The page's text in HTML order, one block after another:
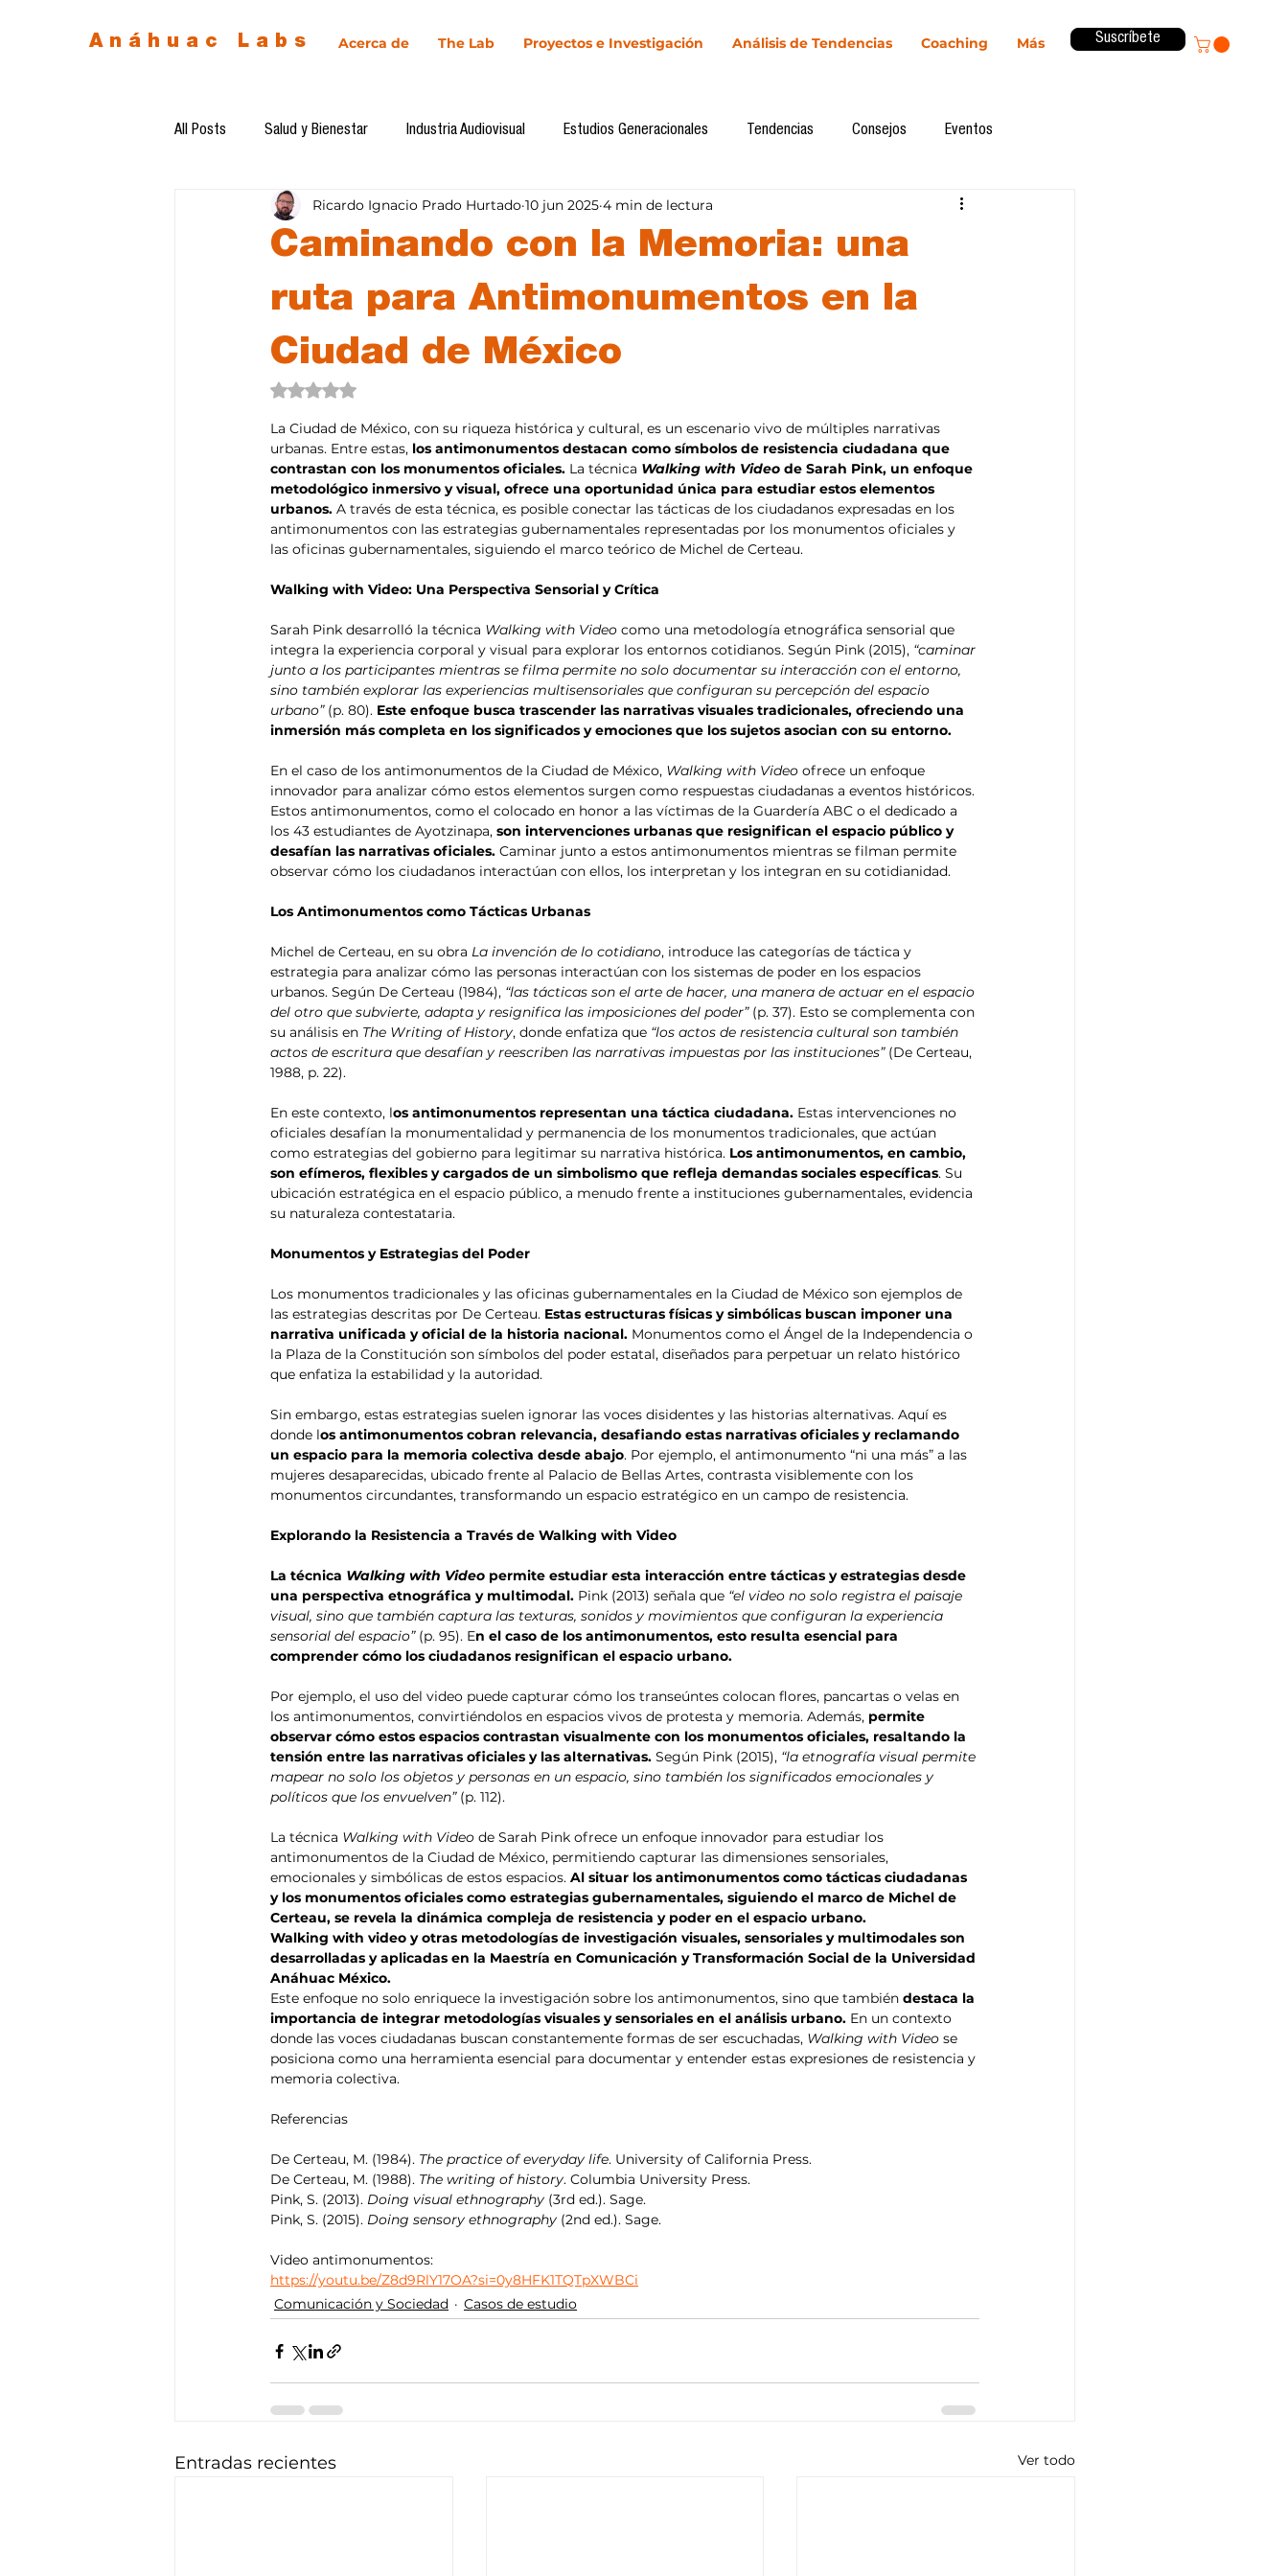
Anáhuac Labs Acerca de The Lab Proyectos e Investigación Análisis de Tendencias Coaching Más Suscríbete
All Posts Salud y Bienestar Industria Audiovisual Estudios Generacionales Tendencias Consejos Eventos
Inteligencia Artificial Cultura Digital Comunicación y Sociedad Innovación
Ética de la Comunicación Investigación CICA/Sintaxis Revista ComA
Software del mes Cursos Casos de estudio Novedades
Think Tank Playground Tesis Análisis de tendencias
Caminando con la Memoria: una
ruta para Antimonumentos en la
Ciudad de México
Ricardo Ignacio Prado Hurtado 10 jun 2025 4 min de lectura
Obtuvo NaN de 5 estrellas.
La Ciudad de México, con su riqueza histórica y cultural, es un escenario vivo de múltiples narrativas
urbanas. Entre estas, los antimonumentos destacan como símbolos de resistencia ciudadana que
contrastan con los monumentos oficiales. La técnica Walking with Video de Sarah Pink, un enfoque
metodológico inmersivo y visual, ofrece una oportunidad única para estudiar estos elementos
urbanos. A través de esta técnica, es posible conectar las tácticas de los ciudadanos expresadas en los
antimonumentos con las estrategias gubernamentales representadas por los monumentos oficiales y
las oficinas gubernamentales, siguiendo el marco teórico de Michel de Certeau.
Walking with Video: Una Perspectiva Sensorial y Crítica
Sarah Pink desarrolló la técnica Walking with Video como una metodología etnográfica sensorial que
integra la experiencia corporal y visual para explorar los entornos cotidianos. Según Pink (2015), “caminar
junto a los participantes mientras se filma permite no solo documentar su interacción con el entorno,
sino también explorar las experiencias multisensoriales que configuran su percepción del espacio
urbano” (p. 80). Este enfoque busca trascender las narrativas visuales tradicionales, ofreciendo una
inmersión más completa en los significados y emociones que los sujetos asocian con su entorno.
En el caso de los antimonumentos de la Ciudad de México, Walking with Video ofrece un enfoque
innovador para analizar cómo estos elementos surgen como respuestas ciudadanas a eventos históricos.
Estos antimonumentos, como el colocado en honor a las víctimas de la Guardería ABC o el dedicado a
los 43 estudiantes de Ayotzinapa, son intervenciones urbanas que resignifican el espacio público y
desafían las narrativas oficiales. Caminar junto a estos antimonumentos mientras se filman permite
observar cómo los ciudadanos interactúan con ellos, los interpretan y los integran en su cotidianidad.
Los Antimonumentos como Tácticas Urbanas
Michel de Certeau, en su obra La invención de lo cotidiano, introduce las categorías de táctica y
estrategia para analizar cómo las personas interactúan con los sistemas de poder en los espacios
urbanos. Según De Certeau (1984), “las tácticas son el arte de hacer, una manera de actuar en el espacio
del otro que subvierte, adapta y resignifica las imposiciones del poder” (p. 37). Esto se complementa con
su análisis en The Writing of History, donde enfatiza que “los actos de resistencia cultural son también
actos de escritura que desafían y reescriben las narrativas impuestas por las instituciones” (De Certeau,
1988, p. 22).
En este contexto, los antimonumentos representan una táctica ciudadana. Estas intervenciones no
oficiales desafían la monumentalidad y permanencia de los monumentos tradicionales, que actúan
como estrategias del gobierno para legitimar su narrativa histórica. Los antimonumentos, en cambio,
son efímeros, flexibles y cargados de un simbolismo que refleja demandas sociales específicas. Su
ubicación estratégica en el espacio público, a menudo frente a instituciones gubernamentales, evidencia
su naturaleza contestataria.
Monumentos y Estrategias del Poder
Los monumentos tradicionales y las oficinas gubernamentales en la Ciudad de México son ejemplos de
las estrategias descritas por De Certeau. Estas estructuras físicas y simbólicas buscan imponer una
narrativa unificada y oficial de la historia nacional. Monumentos como el Ángel de la Independencia o
la Plaza de la Constitución son símbolos del poder estatal, diseñados para perpetuar un relato histórico
que enfatiza la estabilidad y la autoridad.
Sin embargo, estas estrategias suelen ignorar las voces disidentes y las historias alternativas. Aquí es
donde los antimonumentos cobran relevancia, desafiando estas narrativas oficiales y reclamando
un espacio para la memoria colectiva desde abajo. Por ejemplo, el antimonumento “ni una más” a las
mujeres desaparecidas, ubicado frente al Palacio de Bellas Artes, contrasta visiblemente con los
monumentos circundantes, transformando un espacio estratégico en un campo de resistencia.
Explorando la Resistencia a Través de Walking with Video
La técnica Walking with Video permite estudiar esta interacción entre tácticas y estrategias desde
una perspectiva etnográfica y multimodal. Pink (2013) señala que “el video no solo registra el paisaje
visual, sino que también captura las texturas, sonidos y movimientos que configuran la experiencia
sensorial del espacio” (p. 95). En el caso de los antimonumentos, esto resulta esencial para
comprender cómo los ciudadanos resignifican el espacio urbano.
Por ejemplo, el uso del video puede capturar cómo los transeúntes colocan flores, pancartas o velas en
los antimonumentos, convirtiéndolos en espacios vivos de protesta y memoria. Además, permite
observar cómo estos espacios contrastan visualmente con los monumentos oficiales, resaltando la
tensión entre las narrativas oficiales y las alternativas. Según Pink (2015), “la etnografía visual permite
mapear no solo los objetos y personas en un espacio, sino también los significados emocionales y
políticos que los envuelven” (p. 112).
La técnica Walking with Video de Sarah Pink ofrece un enfoque innovador para estudiar los
antimonumentos de la Ciudad de México, permitiendo capturar las dimensiones sensoriales,
emocionales y simbólicas de estos espacios. Al situar los antimonumentos como tácticas ciudadanas
y los monumentos oficiales como estrategias gubernamentales, siguiendo el marco de Michel de
Certeau, se revela la dinámica compleja de resistencia y poder en el espacio urbano.
Walking with video y otras metodologías de investigación visuales, sensoriales y multimodales son
desarrolladas y aplicadas en la Maestría en Comunicación y Transformación Social de la Universidad
Anáhuac México.
Este enfoque no solo enriquece la investigación sobre los antimonumentos, sino que también destaca la
importancia de integrar metodologías visuales y sensoriales en el análisis urbano. En un contexto
donde las voces ciudadanas buscan constantemente formas de ser escuchadas, Walking with Video se
posiciona como una herramienta esencial para documentar y entender estas expresiones de resistencia y
memoria colectiva.
Referencias
De Certeau, M. (1984). The practice of everyday life. University of California Press.
De Certeau, M. (1988). The writing of history. Columbia University Press.
Pink, S. (2013). Doing visual ethnography (3rd ed.). Sage.
Pink, S. (2015). Doing sensory ethnography (2nd ed.). Sage.
Video antimonumentos:
https://youtu.be/Z8d9RlY17OA?si=0y8HFK1TQTpXWBCi
Comunicación y Sociedad
Casos de estudio
Entradas recientes Ver todo